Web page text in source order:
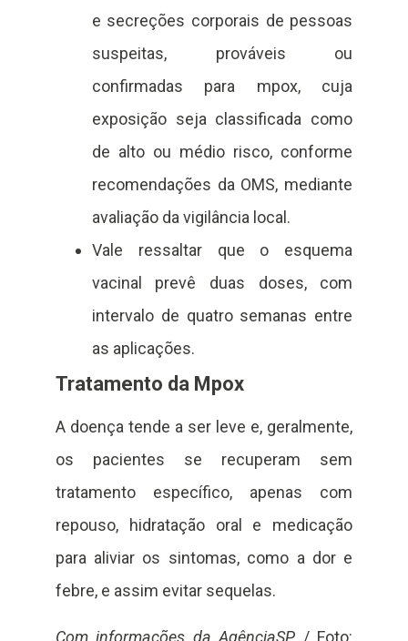
e secreções corporais de pessoas
suspeitas, prováveis ou
confirmadas para mpox, cuja
exposição seja classificada como
de alto ou médio risco, conforme
recomendações da OMS, mediante
avaliação da vigilância local.
Vale ressaltar que o esquema
vacinal prevê duas doses, com
intervalo de quatro semanas entre
as aplicações.
Tratamento da Mpox
A doença tende a ser leve e, geralmente,
os pacientes se recuperam sem
tratamento específico, apenas com
repouso, hidratação oral e medicação
para aliviar os sintomas, como a dor e
febre, e assim evitar sequelas.
Com informações da AgênciaSP / Foto: